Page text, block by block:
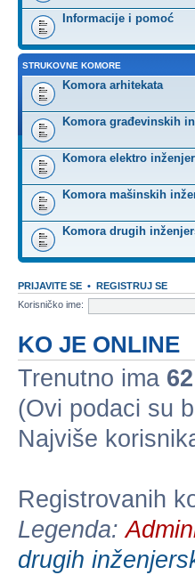
Informacije i pomoć
STRUKOVNE KOMORE
Komora arhitekata
Komora građevinskih
Komora elektro
Komora mašinskih
Komora drugih
PRIJAVITE SE • REGISTRUJ SE
Korisničko ime:
KO JE ONLINE
Trenutno ima 62
(Ovi podaci su
Najviše
Registrovanih
Legenda:
drugih